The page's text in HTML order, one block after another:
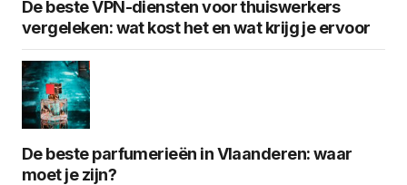
De beste VPN-diensten voor thuiswerkers
vergeleken: wat kost het en wat krijg je ervoor
De beste parfumerieën in Vlaanderen: waar
moet je zijn?